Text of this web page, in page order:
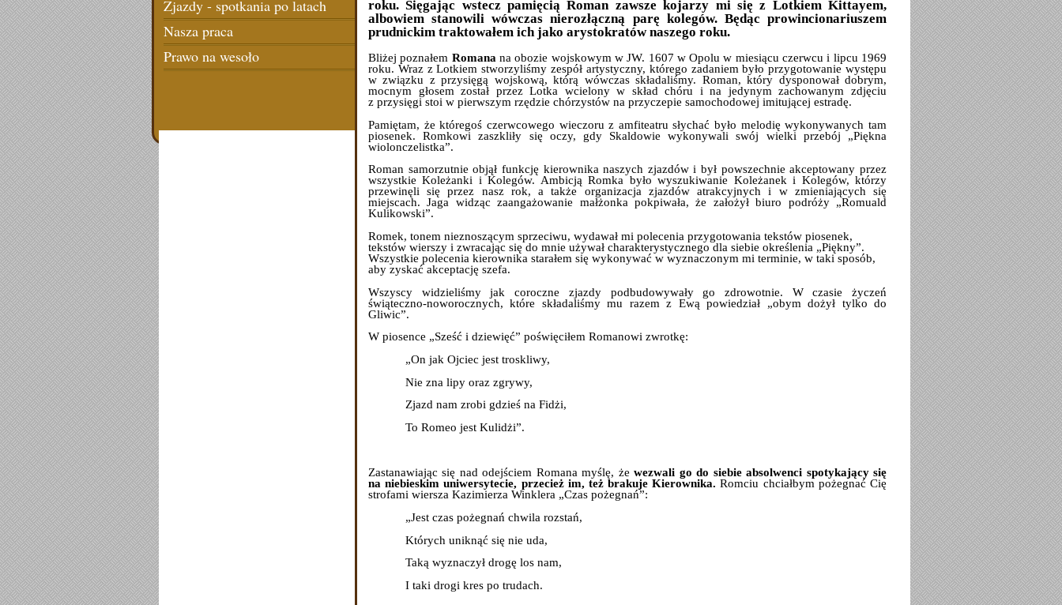
Zjazdy - spotkania po latach
Nasza praca
Prawo na wesoło
roku. Sięgając wstecz pamięcią Roman zawsze kojarzy mi się z Lotkiem Kittayem,
albowiem stanowili wówczas nierozłączną parę kolegów. Będąc prowincionariuszem
prudnickim traktowałem ich jako arystokratów naszego roku.
Bliżej poznałem Romana na obozie wojskowym w JW. 1607 w Opolu w miesiącu czerwcu i lipcu 1969
roku. Wraz z Lotkiem stworzyliśmy zespół artystyczny, którego zadaniem było przygotowanie występu
w związku z przysięgą wojskową, którą wówczas składaliśmy. Roman, który dysponował dobrym,
mocnym głosem został przez Lotka wcielony w skład chóru i na jedynym zachowanym zdjęciu
z przysięgi stoi w pierwszym rzędzie chórzystów na przyczepie samochodowej imitującej estradę.
Pamiętam, że któregoś czerwcowego wieczoru z amfiteatru słychać było melodię wykonywanych tam
piosenek. Romkowi zaszkliły się oczy, gdy Skaldowie wykonywali swój wielki przebój „Piękna
wiolonczelistka”.
Roman samorzutnie objął funkcję kierownika naszych zjazdów i był powszechnie akceptowany przez
wszystkie Koleżanki i Kolegów. Ambicją Romka było wyszukiwanie Koleżanek i Kolegów, którzy
przewinęli się przez nasz rok, a także organizacja zjazdów atrakcyjnych i w zmieniających się
miejscach. Jaga widząc zaangażowanie małżonka pokpiwała, że założył biuro podróży „Romuald
Kulikowski”.
Romek, tonem nieznoszącym sprzeciwu, wydawał mi polecenia przygotowania tekstów piosenek,
tekstów wierszy i zwracając się do mnie używał charakterystycznego dla siebie określenia „Piękny”.
Wszystkie polecenia kierownika starałem się wykonywać w wyznaczonym mi terminie, w taki sposób,
aby zyskać akceptację szefa.
Wszyscy widzieliśmy jak coroczne zjazdy podbudowywały go zdrowotnie. W czasie życzeń
świąteczno-noworocznych, które składaliśmy mu razem z Ewą powiedział „obym dożył tylko do
Gliwic”.
W piosence „Sześć i dziewięć” poświęciłem Romanowi zwrotkę:
„On jak Ojciec jest troskliwy,
Nie zna lipy oraz zgrywy,
Zjazd nam zrobi gdzieś na Fidżi,
To Romeo jest Kulidżi”.
Zastanawiając się nad odejściem Romana myślę, żewezwali go do siebie absolwenci spotykający się
na niebieskim uniwersytecie, przecież im, też brakuje Kierownika. Romciu chciałbym pożegnać Cię
strofami wiersza Kazimierza Winklera „Czas pożegnań”:
„Jest czas pożegnań chwila rozstań,
Których uniknąć się nie uda,
Taką wyznaczył drogę los nam,
I taki drogi kres po trudach.